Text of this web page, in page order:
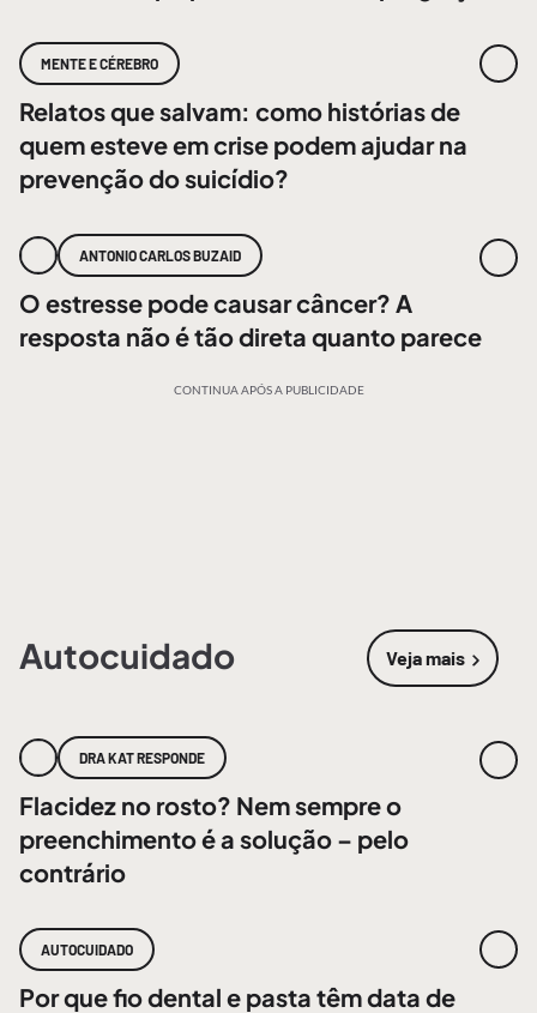
MENTE E CÉREBRO
Relatos que salvam: como histórias de
quem esteve em crise podem ajudar na
prevenção do suicídio?
ANTONIO CARLOS BUZAID
O estresse pode causar câncer? A
resposta não é tão direta quanto parece
CONTINUA APÓS A PUBLICIDADE
Autocuidado Veja mais
sobre
DRA KAT RESPONDE
Flacidez no rosto? Nem sempre o
preenchimento é a solução – pelo
contrário
AUTOCUIDADO
Por que fio dental e pasta têm data de